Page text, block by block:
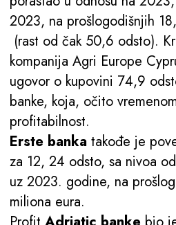
2023, na prošlogodišnjih
(rast od čak 50,6 odsto).
kompanija Agri Europe
ugovor o kupovini 74,9
banke, koja, očito
profitabilnost.
Erste banka takođe je
za 12, 24 odsto, sa nivoa
uz 2023. godine, na
miliona eura.